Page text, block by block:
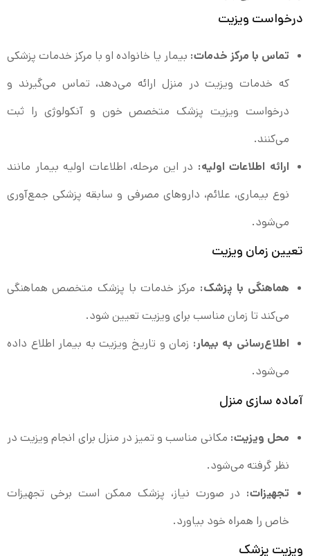
درخواست ویزیت
تماس با مرکز خدمات:بیمار یا خانواده او با مرکز خدمات پزشکی
که خدمات ویزیت در منزل ارائه می‌دهد، تماس می‌گیرند و
درخواست ویزیت پزشک متخصص خون و آنکولوژی را ثبت
می‌کنند.
ارائه اطلاعات اولیه:در این مرحله، اطلاعات اولیه بیمار مانند
نوع بیماری، علائم، داروهای مصرفی و سابقه پزشکی جمع‌آوری
می‌شود.
تعیین زمان ویزیت
هماهنگی با پزشک:مرکز خدمات با پزشک متخصص هماهنگی
می‌کند تا زمان مناسب برای ویزیت تعیین شود.
اطلاع‌رسانی به بیمار:زمان و تاریخ ویزیت به بیمار اطلاع داده
می‌شود.
آماده‌ سازی منزل
محل ویزیت:مکانی مناسب و تمیز در منزل برای انجام ویزیت در
نظر گرفته می‌شود.
تجهیزات:در صورت نیاز، پزشک ممکن است برخی تجهیزات
خاص را همراه خود بیاورد.
ویزیت پزشک